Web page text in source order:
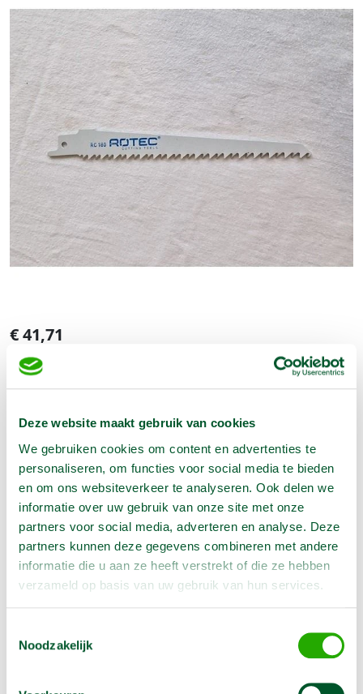
Deze website maakt gebruik van cookies
We gebruiken cookies om content en advertenties te
personaliseren, om functies voor social media te bieden
en om ons websiteverkeer te analyseren. Ook delen we
informatie over uw gebruik van onze site met onze
partners voor social media, adverteren en analyse. Deze
partners kunnen deze gegevens combineren met andere
informatie die u aan ze heeft verstrekt of die ze hebben
verzameld op basis van uw gebruik van hun services.
Noodzakelijk
€41,71
(Excl. BTW)
Aantal:
In Winkelwagen
Geen klantenkaart wél korting
Weekend = 1 huurdag
Bezorg-ophaal service
Avond van te voren halen; geen probleem
Specialistische machines
Producteigenschappen